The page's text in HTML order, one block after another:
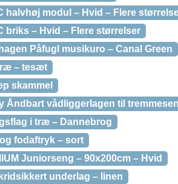
halvhøj modul – Hvid – Flere
briks – Hvid – Flere størrelser
Påfugl musikuro – Canal Green
– tesæt
skammel
Åndbart vådliggerlagen til
i træ – Dannebrog
fodaftryk – sort
Juniorseng – 90x200cm – Hvid
underlag – linen